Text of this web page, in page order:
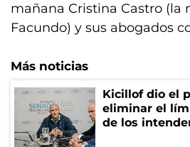
mañana Cristina Castro (la
Facundo) y sus abogados
Más noticias
Kicillof dio el
eliminar el
de los